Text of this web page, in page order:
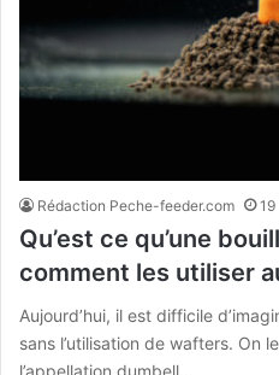
Rédaction Peche-feeder.com
Qu’est ce qu’une
comment les utiliser
Aujourd’hui, il est difficile
sans l’utilisation de wafters. On
l’appellation dumbell…